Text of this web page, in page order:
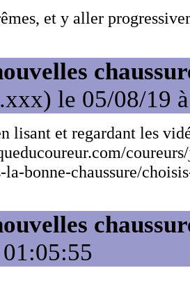
et y aller
le 05/08/19
lisant et regardant les
la-bonne-chaussure/